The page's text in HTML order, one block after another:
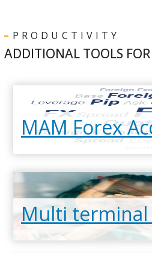
PRODUCTIVITY
ADDITIONAL TOOLS
MAM Forex
Read more
Multi terminal